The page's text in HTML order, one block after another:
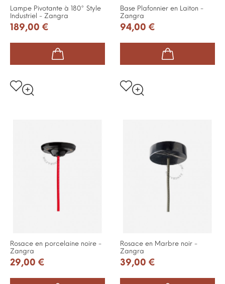
Lampe Pivotante à 180° Style
Industriel - Zangra
189,00 €
Base Plafonnier en Laiton -
Zangra
94,00 €
Rosace en porcelaine noire -
Zangra
29,00 €
Rosace en Marbre noir -
Zangra
39,00 €